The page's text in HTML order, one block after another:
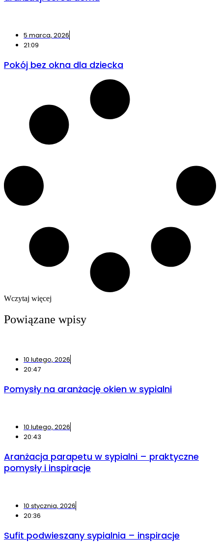
5 marca, 2026
21:09
Pokój bez okna dla dziecka
Wczytaj więcej
Powiązane wpisy
10 lutego, 2026
20:47
Pomysły na aranżację okien w sypialni
10 lutego, 2026
20:43
Aranżacja parapetu w sypialni – praktyczne
pomysły i inspiracje
10 stycznia, 2026
20:36
Sufit podwieszany sypialnia – inspiracje